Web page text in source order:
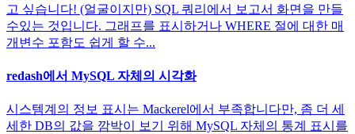
고 싶습니다! (얼굴이지만) SQL 쿼리에서 보고서 화면을 만들
수있는 것입니다. 그래프를 표시하거나 WHERE 절에 대한 매
개변수 포함도 쉽게 할 수...
redash에서 MySQL 자체의 시각화
시스템계의 정보 표시는 Mackerel에서 부족합니다만, 좀 더 세
세한 DB의 값을 깜박이 보기 위해 MySQL 자체의 통계 표시를